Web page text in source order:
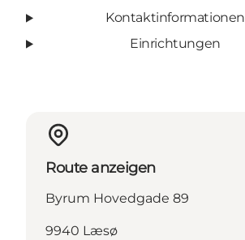
Kontaktinformationen
Einrichtungen
Route anzeigen
Byrum Hovedgade 89
9940 Læsø